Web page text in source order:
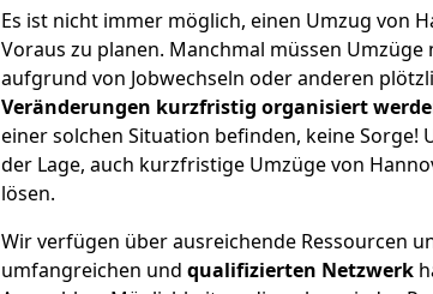
Es ist nicht immer möglich, einen Umzug von
Voraus zu planen. Manchmal müssen Umzüge
aufgrund von Jobwechseln oder anderen
Veränderungen kurzfristig organisiert
einer solchen Situation befinden, keine Sorge!
der Lage, auch kurzfristige Umzüge von
lösen.
Wir verfügen über ausreichende Ressourcen
umfangreichen und qualifizierten Netzwerk